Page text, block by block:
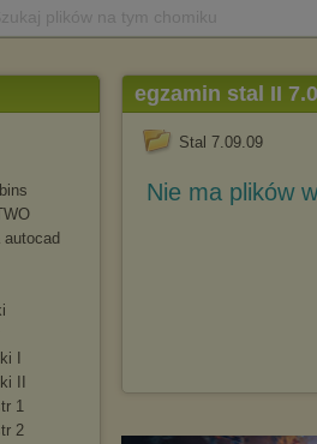
autocad
I
II
1
2
egzamin stal II
Stal 7.09.09
Nie ma plików